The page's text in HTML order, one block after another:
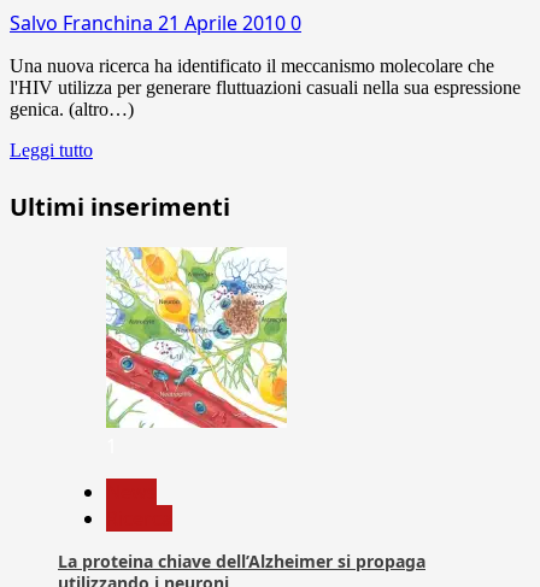
Salvo Franchina 21 Aprile 20100
Una nuova ricerca ha identificato il meccanismo molecolare che
l'HIV utilizza per generare fluttuazioni casuali nella sua espressione
genica. (altro…)
Leggi tutto
Ultimi inserimenti
La proteina chiave dell’Alzheimer si propaga
utilizzando i neuroni